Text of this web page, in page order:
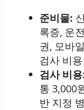
준비물:
록증, 운
권, 모바
검사 비용
검사 비
통 3,000
반 지정